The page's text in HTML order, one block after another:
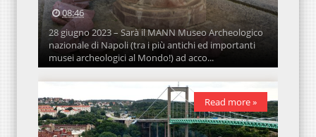
08:46
28 giugno 2023 – Sarà il MANN Museo Archeologico
nazionale di Napoli (tra i più antichi ed importanti
musei archeologici al Mondo!) ad acco...
Read more »